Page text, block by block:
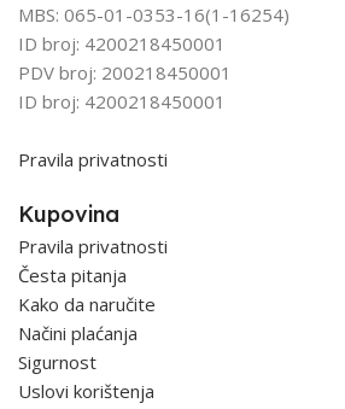
MBS: 065-01-0353-16(1-16254)
ID broj: 4200218450001
PDV broj: 200218450001
ID broj: 4200218450001
Pravila privatnosti
Kupovina
Pravila privatnosti
Česta pitanja
Kako da naručite
Načini plaćanja
Sigurnost
Uslovi korištenja